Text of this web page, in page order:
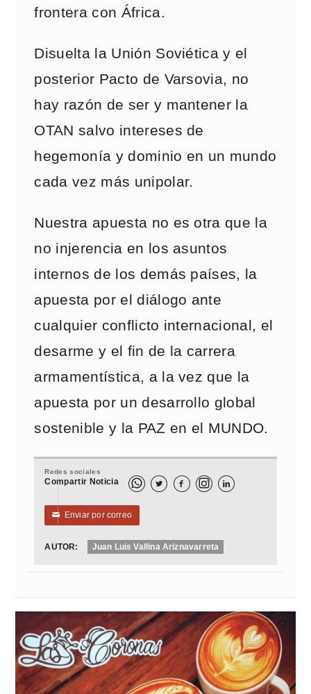
frontera con África.
Disuelta la Unión Soviética y el
posterior Pacto de Varsovia, no
hay razón de ser y mantener la
OTAN salvo intereses de
hegemonía y dominio en un mundo
cada vez más unipolar.
Nuestra apuesta no es otra que la
no injerencia en los asuntos
internos de los demás países, la
apuesta por el diálogo ante
cualquier conflicto internacional, el
desarme y el fin de la carrera
armamentística, a la vez que la
apuesta por un desarrollo global
sostenible y la PAZ en el MUNDO.
Redes sociales
Compartir Noticia   
✉ Enviar por correo
AUTOR: Juan Luis Vallina Ariznavarreta